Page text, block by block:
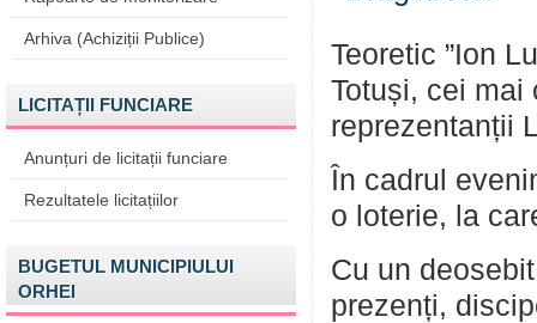
Arhiva (Achiziții Publice)
LICITAȚII FUNCIARE
Anunțuri de licitații funciare
Rezultatele licitațiilor
BUGETUL MUNICIPIULUI
ORHEI
Teoretic ”Ion
Totuși, cei mai
reprezentanții
În cadrul
o loterie, la
Cu un
prezenți,